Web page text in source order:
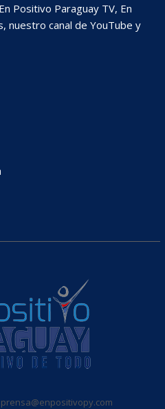
Positivo Paraguay TV, En
nuestro canal de YouTube y